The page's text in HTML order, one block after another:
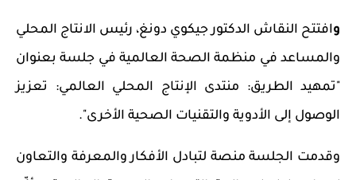
وافتتح النقاش الدكتور جيكوي دونغ، رئيس الانتاج المحلي
والمساعد في منظمة الصحة العالمية في جلسة بعنوان
"تمهيد الطريق: منتدى الإنتاج المحلي العالمي: تعزيز
الوصول إلى الأدوية والتقنيات الصحية الأخرى".
وقدمت الجلسة منصة لتبادل الأفكار والمعرفة والتعاون